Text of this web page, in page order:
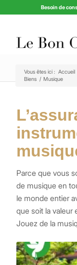
Besoin de
Vous êtes ici : Accueil
Biens / Musique
Parce que vous
de musique en
le monde entier
que soit la valeur
Jouez de la